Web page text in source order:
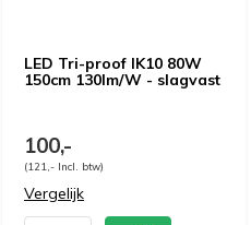
LED Tri-proof IK10 80W
150cm 130lm/W - slagvast
100,-
(121,- Incl. btw)
Vergelijk